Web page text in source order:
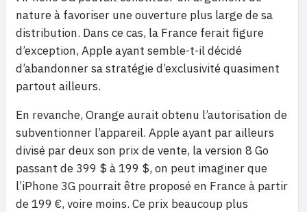
nature à favoriser une ouverture plus large de sa
distribution. Dans ce cas, la France ferait figure
d’exception, Apple ayant semble-t-il décidé
d’abandonner sa stratégie d’exclusivité quasiment
partout ailleurs.
En revanche, Orange aurait obtenu l’autorisation de
subventionner l’appareil. Apple ayant par ailleurs
divisé par deux son prix de vente, la version 8 Go
passant de 399 $ à 199 $, on peut imaginer que
l’iPhone 3G pourrait être proposé en France à partir
de 199 €, voire moins. Ce prix beaucoup plus